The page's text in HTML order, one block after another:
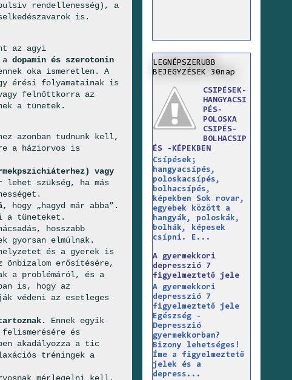
rendellenesség), a
is.
az agyi
dopamin és szerotonin
oka ismeretlen. A
érési folyamatainak is
felnőttkorra az
a tünetek.
azonban tudnunk kell,
a háziorvos is
vagy
lehet szükség, ha más
hogy „hagyd már abba”.
a tüneteket.
hosszabb
gyorsan elmúlnak.
és a gyerek is
önbizalom erősítésére,
a problémáról, és a
is, hogy az
védeni az esetleges
Ennek egyik
és
akadályozza a tic
tréningek a
LEGNÉPSZERUBB
BEJEGYZÉSEK 30nap
CSIPÉSEK-
HANGYACSI
PÉS-
POLOSKA
CSIPÉS-
BOLHACSIP
ÉS -KÉPEKBEN
Csípések;
hangyacsípés,
poloskacsípés,
bolhacsípés,
képekben Sok rovar,
egyebek között a
hangyák, poloskák,
bolhák, képesek
csípni. E...
A gyermekkori
depresszió 7
figyelmeztető jele
A gyermekkori
depresszió 7
figyelmeztető jele
Egészség -
Depresszió
gyermekkorban?
Bizony lehetséges!
Íme a figyelmeztető
jelek és a
depress...